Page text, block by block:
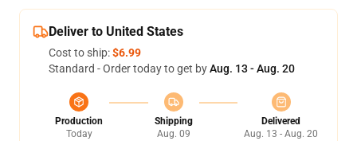
Deliver to United States
Cost to ship:$6.99
Standard - Order today to get byAug. 13 - Aug. 20
Production
Today
Shipping
Aug. 09
Delivered
Aug. 13 - Aug. 20